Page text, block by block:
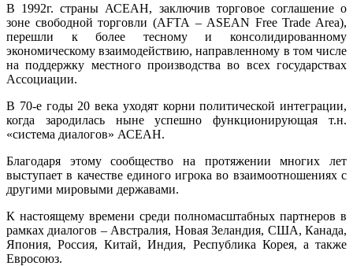
В 1992г. страны АСЕАН, заключив торговое соглашение о
зоне свободной торговли (АFТА – ASEAN Free Trade Area),
перешли к более тесному и консолидированному
экономическому взаимодействию, направленному в том числе
на поддержку местного производства во всех государствах
Ассоциации.
В 70-е годы 20 века уходят корни политической интеграции,
когда зародилась ныне успешно функционирующая т.н.
«система диалогов» АСЕАН.
Благодаря этому сообщество на протяжении многих лет
выступает в качестве единого игрока во взаимоотношениях с
другими мировыми державами.
К настоящему времени среди полномасштабных партнеров в
рамках диалогов – Австралия, Новая Зеландия, США, Канада,
Япония, Россия, Китай, Индия, Республика Корея, а также
Евросоюз.